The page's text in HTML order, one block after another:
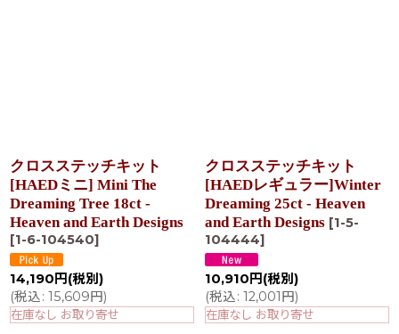
クロスステッチキット
[HAEDミニ] Mini The
Dreaming Tree 18ct -
Heaven and Earth Designs
[1-6-104540]
14,190 円 (税別)
(税込: 15,609円)
在庫なし お取り寄せ
クロスステッチキット
[HAEDレギュラー]Winter
Dreaming 25ct - Heaven
and Earth Designs [1-5-
104444]
10,910 円 (税別)
(税込: 12,001円)
在庫なし お取り寄せ